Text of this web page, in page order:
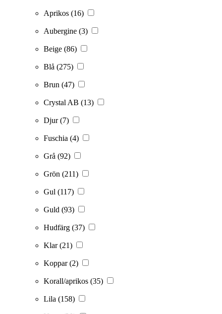
Aprikos (16)
Aubergine (3)
Beige (86)
Blå (275)
Brun (47)
Crystal AB (13)
Djur(7)
Fuschia (4)
Grå (92)
Grön (211)
Gul (117)
Guld (93)
Hudfärg (37)
Klar(21)
Koppar(2)
Korall/aprikos (35)
Lila (158)